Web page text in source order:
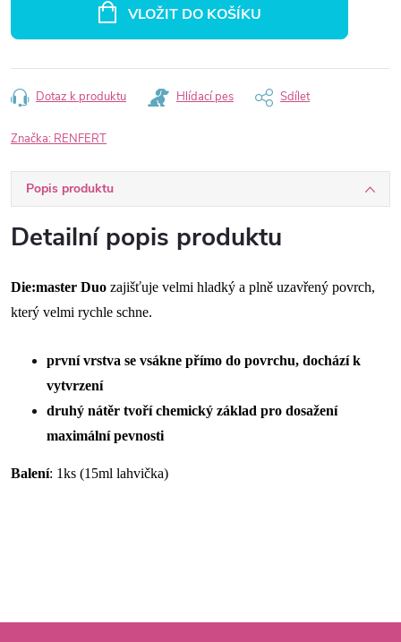
VLOŽIT DO KOŠÍKU
Dotaz k produktu Hlídací pes Sdílet
Značka: RENFERT
Popis produktu
Detailní popis produktu
Die:master Duo zajišťuje velmi hladký a plně uzavřený povrch,
který velmi rychle schne.
první vrstva se vsákne přímo do povrchu, dochází k
vytvrzení
druhý nátěr tvoří chemický základ pro dosažení
maximální pevnosti
Balení: 1ks (15ml lahvička)